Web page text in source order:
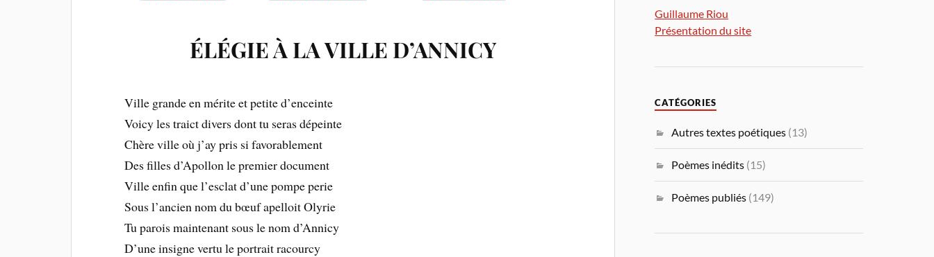
ÉLÉGIE À LA VILLE D’ANNICY
Ville grande en mérite et petite d’enceinte
Voicy les traict divers dont tu seras dépeinte
Chère ville où j’ay pris si favorablement
Des filles d’Apollon le premier document
Ville enfin que l’esclat d’une pompe perie
Sous l’ancien nom du bœuf apelloit Olyrie
Tu parois maintenant sous le nom d’Annicy
D’une insigne vertu le portrait racourcy
Guillaume Riou
Présentation du site
CATÉGORIES
Autres textes poétiques (13)
Poèmes inédits (15)
Poèmes publiés (149)